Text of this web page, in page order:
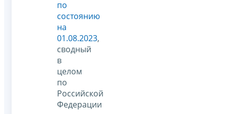
по
состоянию
на
01.08.2023,
сводный
в
целом
по
Российской
Федерации